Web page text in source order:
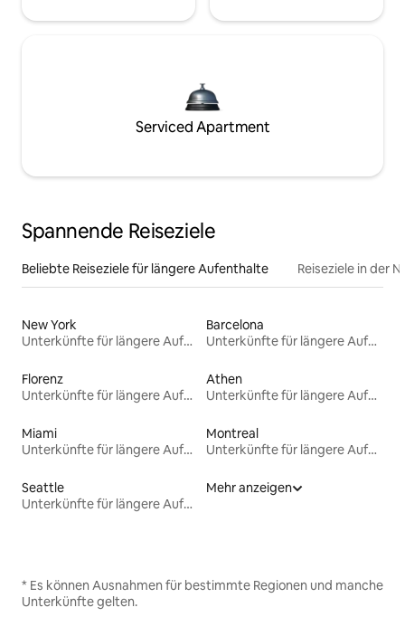
Serviced Apartment
Spannende Reiseziele
Beliebte Reiseziele für längere Aufenthalte Reiseziele in der
New York
Unterkünfte für längere Aufenthalte
Barcelona
Unterkünfte für längere Aufenthalte
Florenz
Unterkünfte für längere Aufenthalte
Athen
Unterkünfte für längere Aufenthalte
Miami
Unterkünfte für längere Aufenthalte
Montreal
Unterkünfte für längere Aufenthalte
Seattle
Unterkünfte für längere Aufenthalte
Mehr anzeigen
* Es können Ausnahmen für bestimmte Regionen und manche
Unterkünfte gelten.